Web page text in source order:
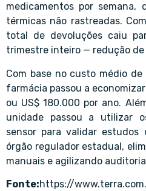
medicamentos por semana,
térmicas não rastreadas.
total de devoluções caiu
trimestre inteiro — redução de
Com base no custo médio
farmácia passou a
ou US$ 180.000 por ano.
unidade passou a utilizar
sensor para validar estudos
órgão regulador estadual,
manuais e agilizando
Fonte:https://